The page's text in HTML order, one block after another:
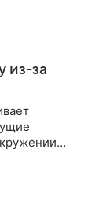
из-за